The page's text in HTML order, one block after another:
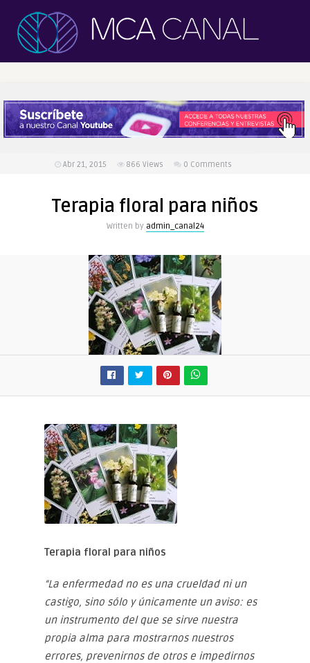
Abr 21, 2015 866 Views 0 Comments
Terapia floral para niños
Written by admin_canal24
Terapia floral para niños
“La enfermedad no es una crueldad ni un
castigo, sino sólo y únicamente un aviso: es
un instrumento del que se sirve nuestra
propia alma para mostrarnos nuestros
errores, prevenirnos de otros e impedirnos